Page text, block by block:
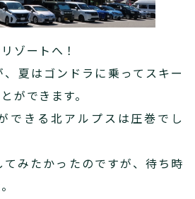
ゾートへ！
夏はゴンドラに乗ってスキー
ができます。
できる北アルプスは圧巻でし
みたかったのですが、待ち時